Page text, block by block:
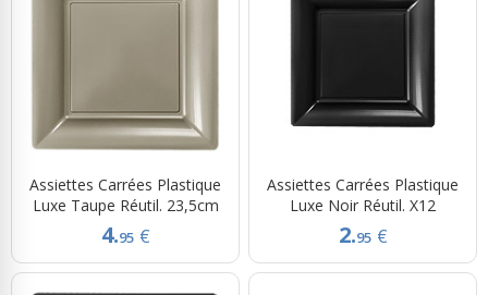
Assiettes Carrées Plastique
Luxe Taupe Réutil. 23,5cm
4.95 €
Assiettes Carrées Plastique
Luxe Noir Réutil. X12
2.95 €